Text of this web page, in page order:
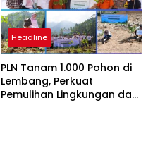
Headline
PLN Tanam 1.000 Pohon di
Lembang, Perkuat
Pemulihan Lingkungan dan